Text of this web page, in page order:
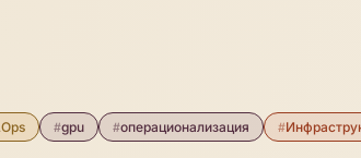
#gpu #операционализация #